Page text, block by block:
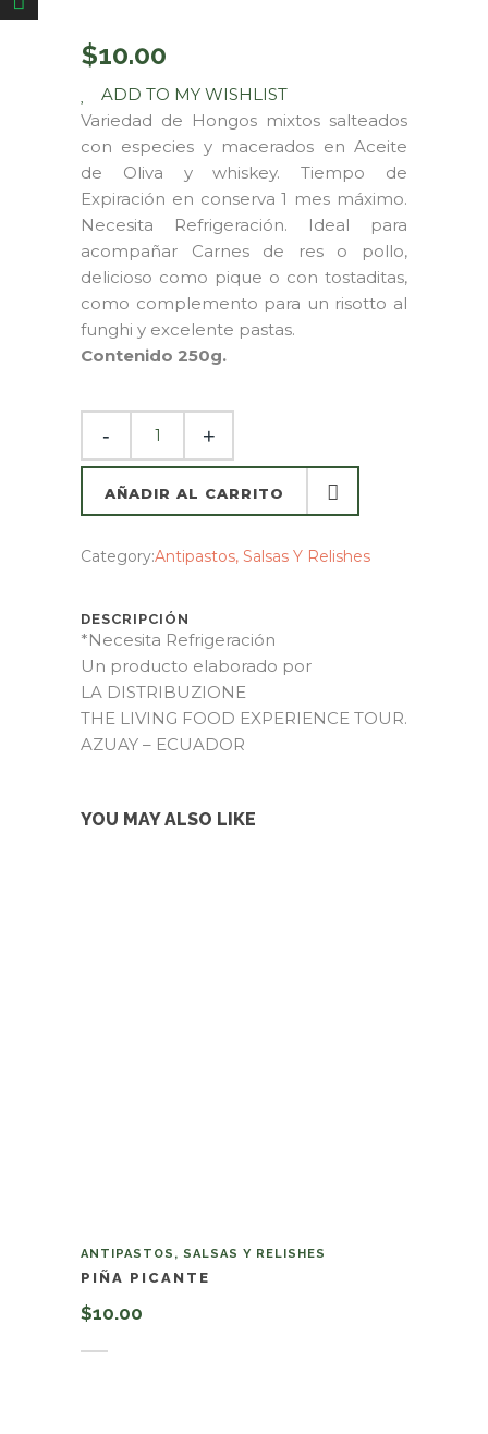
$10.00
ADD TO MY WISHLIST
Variedad de Hongos mixtos salteados
con especies y macerados en Aceite
de Oliva y whiskey. Tiempo de
Expiración en conserva 1 mes máximo.
Necesita Refrigeración. Ideal para
acompañar Carnes de res o pollo,
delicioso como pique o con tostaditas,
como complemento para un risotto al
funghi y excelente pastas.
Contenido 250g.
AÑADIR AL CARRITO
Category:Antipastos, Salsas Y Relishes
DESCRIPCIÓN
*Necesita Refrigeración
Un producto elaborado por
LA DISTRIBUZIONE
THE LIVING FOOD EXPERIENCE TOUR.
AZUAY – ECUADOR
YOU MAY ALSO LIKE
ANTIPASTOS, SALSAS Y RELISHES
PIÑA PICANTE
$10.00